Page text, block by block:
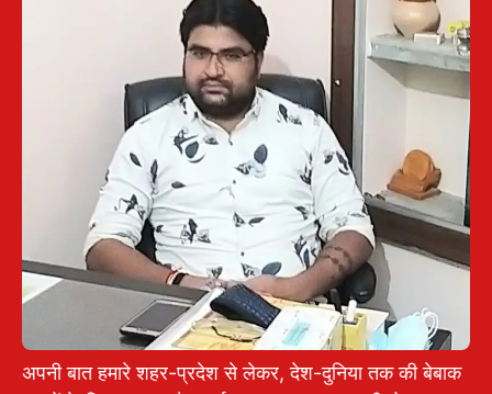
अपनी बात हमारे शहर-प्रदेश से लेकर, देश-दुनिया तक की बेबाक